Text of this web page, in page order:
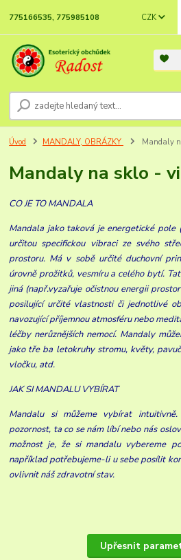
CZK
775166535, 775985108
Úvod MANDALY, OBRÁZKY Mandaly
Mandaly na sklo -
CO JE TO MANDALA
Mandala jako taková je energetické pole
určitou specifickou vibraci ze svého
prostoru. Má v sobě určité duchovní
úrovně prožitků, vesmíru a celého bytí.
jiná (např.vyzařuje očistnou energii
posilující určité vlastnosti či jednotlivé
navozující příjemnou atmosféru nebo
léčby nerůznějších nemocí. Mandaly
jako tře ba letokruhy stromu, květy,
vločku, atd.
JAK SI MANDALU VYBÍRAT
Mandalu si můžeme vybírat
pozornost, ta co se nám líbí nebo nás
možnost je, že si mandalu vybereme
například potřebujeme-li u sebe posílit
ovlivnit náš zdravotní stav.
Upřesnit